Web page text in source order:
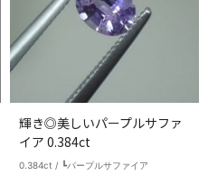
輝き◎美しいパープルサファ
イア 0.384ct
0.384ct / ┗パープルサファイア